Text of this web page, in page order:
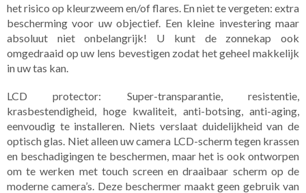
het risico op kleurzweem en/of flares. En niet te vergeten: extra
bescherming voor uw objectief. Een kleine investering maar
absoluut niet onbelangrijk! U kunt de zonnekap ook
omgedraaid op uw lens bevestigen zodat het geheel makkelijk
in uw tas kan.
LCD protector: Super-transparantie, resistentie,
krasbestendigheid, hoge kwaliteit, anti-botsing, anti-aging,
eenvoudig te installeren. Niets verslaat duidelijkheid van de
optisch glas. Niet alleen uw camera LCD-scherm tegen krassen
en beschadigingen te beschermen, maar het is ook ontworpen
om te werken met touch screen en draaibaar scherm op de
moderne camera’s. Deze beschermer maakt geen gebruik van